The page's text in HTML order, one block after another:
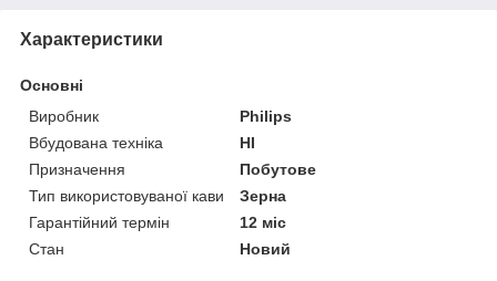
Характеристики
Основні
Виробник
Philips
Вбудована техніка
НІ
Призначення
Побутове
Тип використовуваної кави
Зерна
Гарантійний термін
12 міс
Стан
Новий